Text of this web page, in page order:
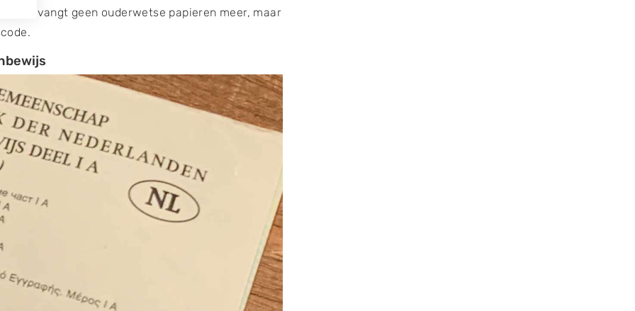
ontvangt geen ouderwetse papieren meer, maar